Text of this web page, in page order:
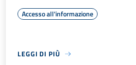
Accesso all'informazione
LEGGI DI PIÙ